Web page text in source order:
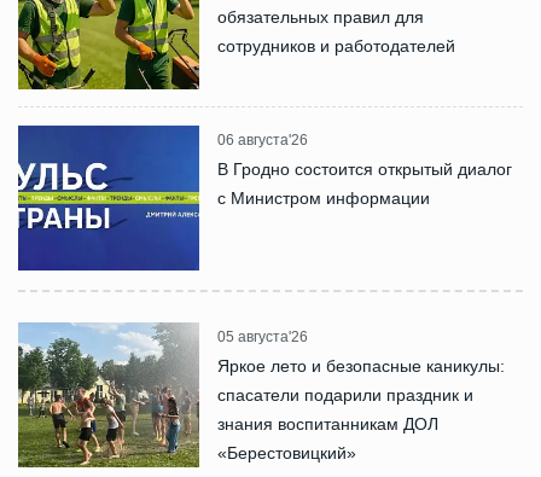
обязательных правил для
сотрудников и работодателей
06 августа'26
В Гродно состоится открытый диалог
с Министром информации
05 августа'26
Яркое лето и безопасные каникулы:
спасатели подарили праздник и
знания воспитанникам ДОЛ
«Берестовицкий»